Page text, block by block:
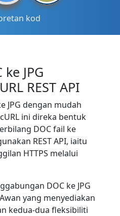
kod
JPG
REST API
JPG dengan mudah
ini direka bentuk
DOC fail ke
REST API, iaitu
HTTPS melalui
DOC ke JPG
yang menyediakan
kedua-dua fleksibiliti